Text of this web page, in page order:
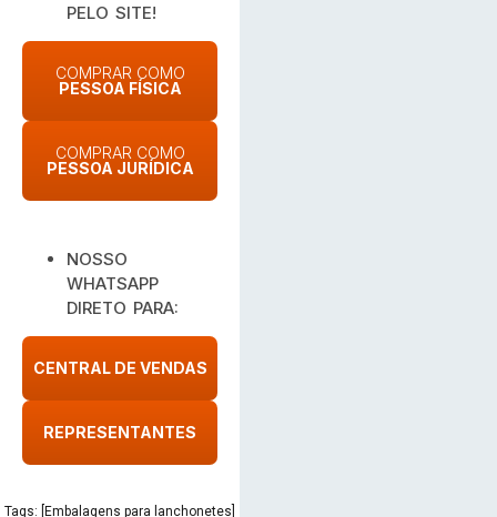
PELO SITE!
COMPRAR COMO
PESSOA FÍSICA
COMPRAR COMO
PESSOA JURÍDICA
NOSSO
WHATSAPP
DIRETO PARA:
CENTRAL DE VENDAS
REPRESENTANTES
Tags: [Embalagens para lanchonetes]